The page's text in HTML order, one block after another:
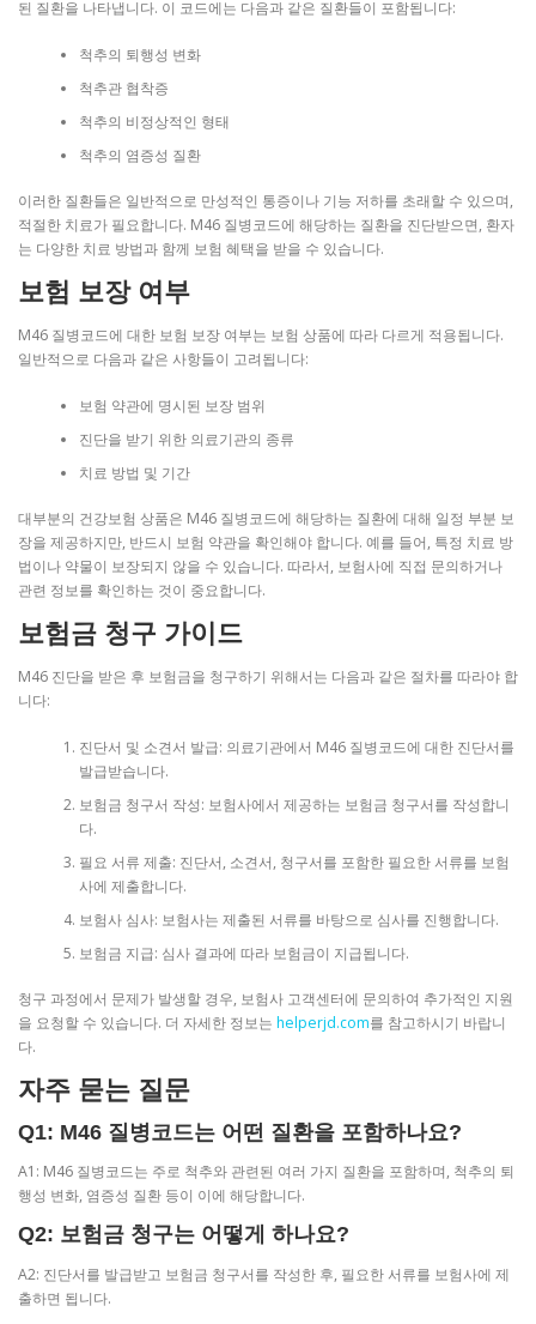
된 질환을 나타냅니다. 이 코드에는 다음과 같은 질환들이 포함됩니다:
척추의 퇴행성 변화
척추관 협착증
척추의 비정상적인 형태
척추의 염증성 질환
이러한 질환들은 일반적으로 만성적인 통증이나 기능 저하를 초래할 수 있으며,
적절한 치료가 필요합니다. M46 질병코드에 해당하는 질환을 진단받으면, 환자
는 다양한 치료 방법과 함께 보험 혜택을 받을 수 있습니다.
보험 보장 여부
M46 질병코드에 대한 보험 보장 여부는 보험 상품에 따라 다르게 적용됩니다.
일반적으로 다음과 같은 사항들이 고려됩니다:
보험 약관에 명시된 보장 범위
진단을 받기 위한 의료기관의 종류
치료 방법 및 기간
대부분의 건강보험 상품은 M46 질병코드에 해당하는 질환에 대해 일정 부분 보
장을 제공하지만, 반드시 보험 약관을 확인해야 합니다. 예를 들어, 특정 치료 방
법이나 약물이 보장되지 않을 수 있습니다. 따라서, 보험사에 직접 문의하거나
관련 정보를 확인하는 것이 중요합니다.
보험금 청구 가이드
M46 진단을 받은 후 보험금을 청구하기 위해서는 다음과 같은 절차를 따라야 합
니다:
진단서 및 소견서 발급: 의료기관에서 M46 질병코드에 대한 진단서를
발급받습니다.
보험금 청구서 작성: 보험사에서 제공하는 보험금 청구서를 작성합니
다.
필요 서류 제출: 진단서, 소견서, 청구서를 포함한 필요한 서류를 보험
사에 제출합니다.
보험사 심사: 보험사는 제출된 서류를 바탕으로 심사를 진행합니다.
보험금 지급: 심사 결과에 따라 보험금이 지급됩니다.
청구 과정에서 문제가 발생할 경우, 보험사 고객센터에 문의하여 추가적인 지원
을 요청할 수 있습니다. 더 자세한 정보는 helperjd.com를 참고하시기 바랍니
다.
자주 묻는 질문
Q1: M46 질병코드는 어떤 질환을 포함하나요?
A1: M46 질병코드는 주로 척추와 관련된 여러 가지 질환을 포함하며, 척추의 퇴
행성 변화, 염증성 질환 등이 이에 해당합니다.
Q2: 보험금 청구는 어떻게 하나요?
A2: 진단서를 발급받고 보험금 청구서를 작성한 후, 필요한 서류를 보험사에 제
출하면 됩니다.